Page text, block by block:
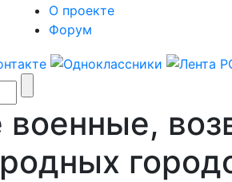
О проекте
Форум
военные,